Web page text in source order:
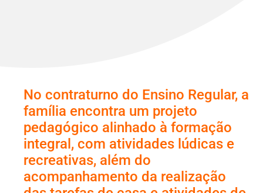
No contraturno do Ensino Regular, a
família encontra um projeto
pedagógico alinhado à formação
integral, com atividades lúdicas e
recreativas, além do
acompanhamento da realização